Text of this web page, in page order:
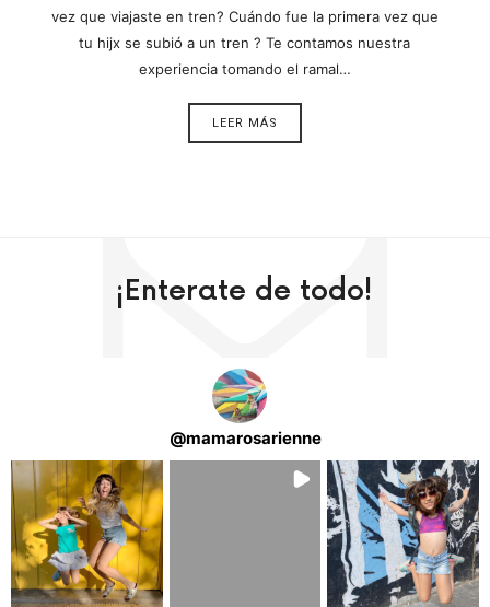
vez que viajaste en tren? Cuándo fue la primera vez que
tu hijx se subió a un tren ? Te contamos nuestra
experiencia tomando el ramal…
LEER MÁS
¡Enterate de todo!
@mamarosarienne